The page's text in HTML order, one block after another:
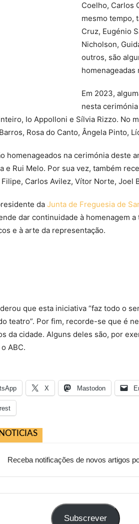
Coelho, Carlos
mesmo tempo,
Cruz, Eugénio
Nicholson,
outros, são
homenageadas
Em 2023,
nesta
Io Appolloni e Sílvia Rizzo. No
Rosa do Canto, Ângela Pinto,
homenageados na cerimónia deste
e Rui Melo. Por sua vez, também
Carlos Avilez, Vítor Norte, Joel
da Junta de Freguesia de
dar continuidade à homenagem
e à arte da representação.
que esta iniciativa “faz todo o
teatro”. Por fim, recorde-se que é
da cidade. Alguns deles são, por
ABC.
X Mastodon
Receba notificações de novos artigos
Subscrever